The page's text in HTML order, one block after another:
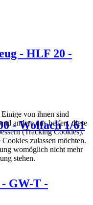
- HLF 20 -
- Wolfach 1/61
GW-T -
von ihnen sind
andere uns helfen, diese
(Tracking Cookies).
zulassen möchten.
womöglich nicht mehr
stehen.